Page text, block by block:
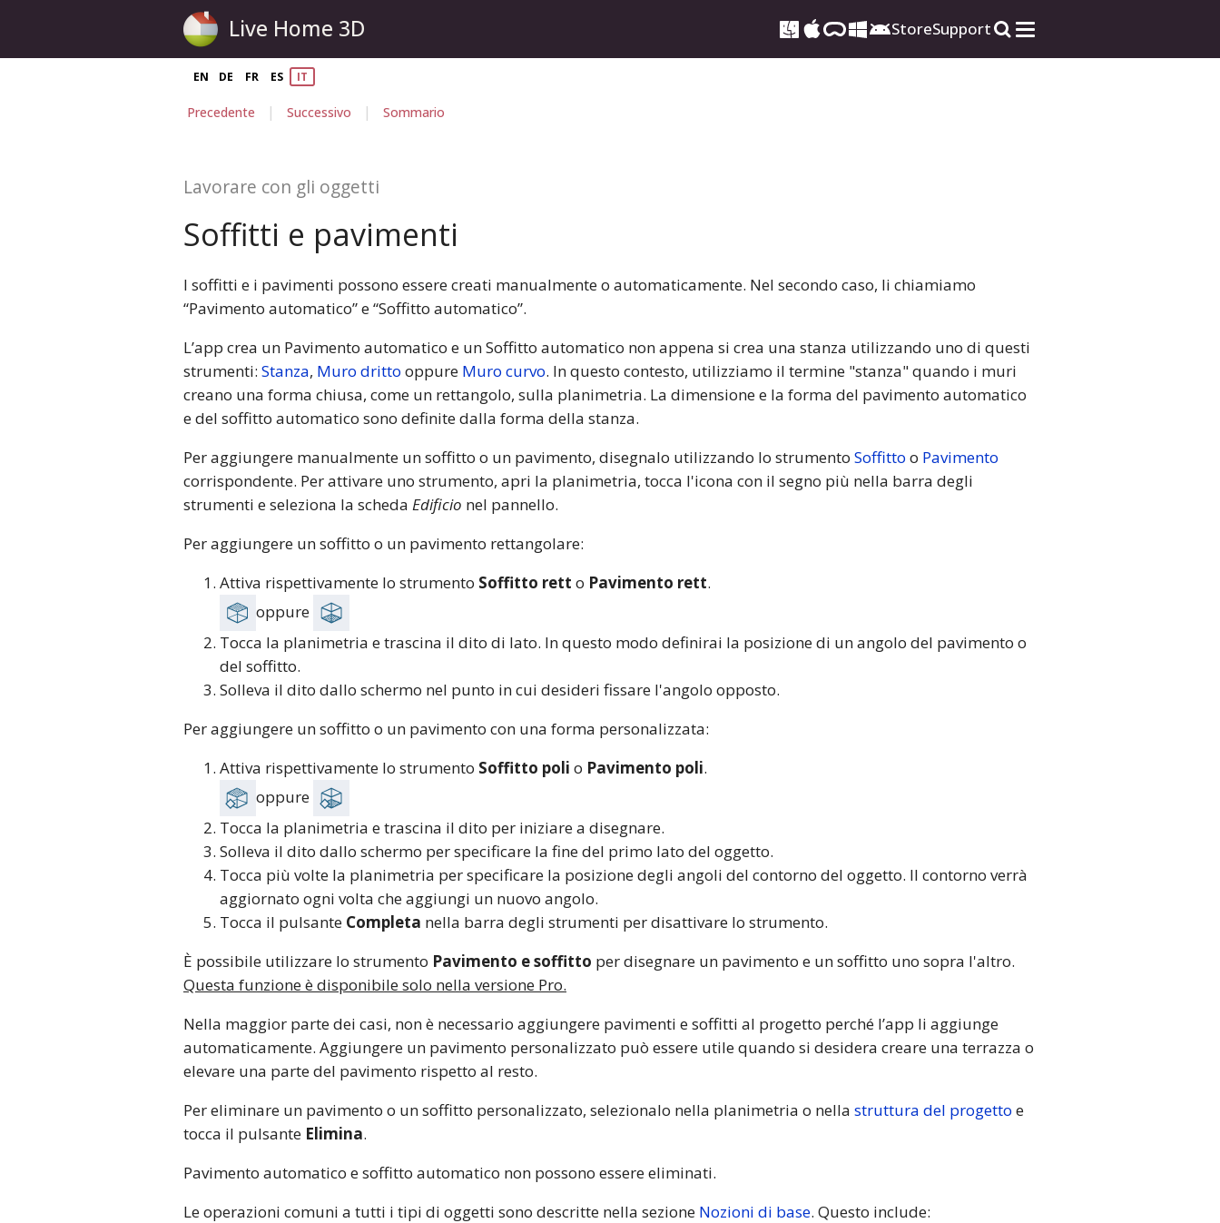
Live Home 3D StoreSupport
EN DE FR ES IT
Precedente | Successivo | Sommario
Lavorare con gli oggetti
Soffitti e pavimenti
I soffitti e i pavimenti possono essere creati manualmente o automaticamente. Nel secondo caso, li chiamiamo
“Pavimento automatico” e “Soffitto automatico”.
L’app crea un Pavimento automatico e un Soffitto automatico non appena si crea una stanza utilizzando uno di questi
strumenti: Stanza, Muro dritto oppure Muro curvo. In questo contesto, utilizziamo il termine "stanza" quando i muri
creano una forma chiusa, come un rettangolo, sulla planimetria. La dimensione e la forma del pavimento automatico
e del soffitto automatico sono definite dalla forma della stanza.
Per aggiungere manualmente un soffitto o un pavimento, disegnalo utilizzando lo strumento Soffitto o Pavimento
corrispondente. Per attivare uno strumento, apri la planimetria, tocca l'icona con il segno più nella barra degli
strumenti e seleziona la scheda Edificio nel pannello.
Per aggiungere un soffitto o un pavimento rettangolare:
Attiva rispettivamente lo strumento Soffitto rett o Pavimento rett.
oppure
Tocca la planimetria e trascina il dito di lato. In questo modo definirai la posizione di un angolo del pavimento o
del soffitto.
Solleva il dito dallo schermo nel punto in cui desideri fissare l'angolo opposto.
Per aggiungere un soffitto o un pavimento con una forma personalizzata:
Attiva rispettivamente lo strumento Soffitto poli o Pavimento poli.
oppure
Tocca la planimetria e trascina il dito per iniziare a disegnare.
Solleva il dito dallo schermo per specificare la fine del primo lato del oggetto.
Tocca più volte la planimetria per specificare la posizione degli angoli del contorno del oggetto. Il contorno verrà
aggiornato ogni volta che aggiungi un nuovo angolo.
Tocca il pulsante Completa nella barra degli strumenti per disattivare lo strumento.
È possibile utilizzare lo strumento Pavimento e soffitto per disegnare un pavimento e un soffitto uno sopra l'altro.
Questa funzione è disponibile solo nella versione Pro.
Nella maggior parte dei casi, non è necessario aggiungere pavimenti e soffitti al progetto perché l’app li aggiunge
automaticamente. Aggiungere un pavimento personalizzato può essere utile quando si desidera creare una terrazza o
elevare una parte del pavimento rispetto al resto.
Per eliminare un pavimento o un soffitto personalizzato, selezionalo nella planimetria o nella struttura del progetto e
tocca il pulsante Elimina.
Pavimento automatico e soffitto automatico non possono essere eliminati.
Le operazioni comuni a tutti i tipi di oggetti sono descritte nella sezione Nozioni di base. Questo include: